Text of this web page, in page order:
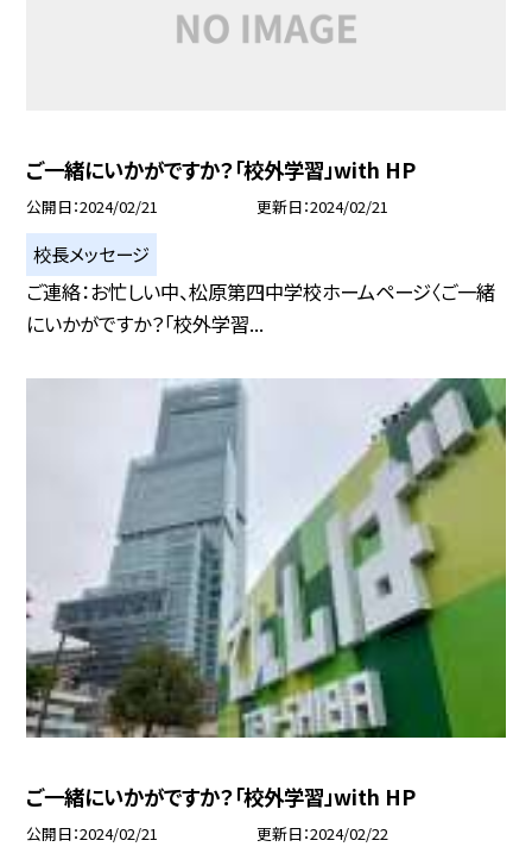
ご一緒にいかがですか？「校外学習」with HP
公開日 2024/02/21 更新日 2024/02/21
校長メッセージ
ご連絡：お忙しい中、松原第四中学校ホームページ〈ご一緒
にいかがですか？「校外学習...
ご一緒にいかがですか？「校外学習」with HP
公開日 2024/02/21 更新日 2024/02/22